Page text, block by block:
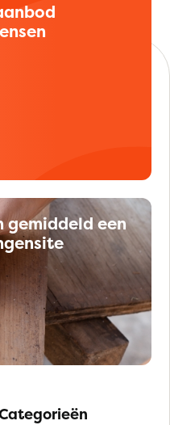
gemiddeld een